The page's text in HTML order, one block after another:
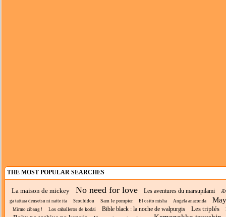
THE MOST POPULAR SEARCHES
La maison de mickey No need for love Les aventures du marsupilami
ga tattara densetsu ni natte ita
Scoubidou Sam le pompier El osito misha Angela anaconda
Mirmo zibang ! Los caballeros de kodai Bible black : la noche de walpurgis Les triplés